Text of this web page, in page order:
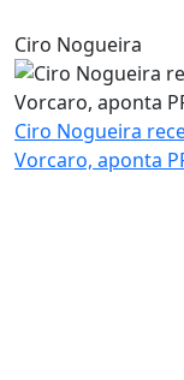
Ciro Nogueira
Ciro Nogueira
Vorcaro, aponta